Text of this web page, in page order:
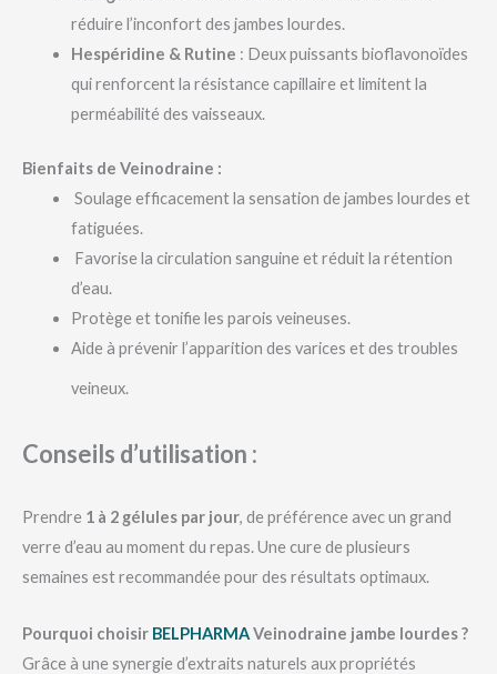
réduire l’inconfort des jambes lourdes.
Hespéridine & Rutine : Deux puissants bioflavonoïdes
qui renforcent la résistance capillaire et limitent la
perméabilité des vaisseaux.
Bienfaits de Veinodraine :
Soulage efficacement la sensation de jambes lourdes et
fatiguées.
Favorise la circulation sanguine et réduit la rétention
d’eau.
Protège et tonifie les parois veineuses.
Aide à prévenir l’apparition des varices et des troubles
veineux.
Conseils d’utilisation :
Prendre 1 à 2 gélules par jour, de préférence avec un grand
verre d’eau au moment du repas. Une cure de plusieurs
semaines est recommandée pour des résultats optimaux.
Pourquoi choisir BELPHARMAVeinodraine jambe lourdes ?
Grâce à une synergie d’extraits naturels aux propriétés